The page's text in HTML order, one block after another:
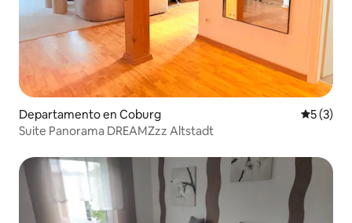
Departamento en Coburg
5 (3)
Suite Panorama DREAMZzz Altstadt